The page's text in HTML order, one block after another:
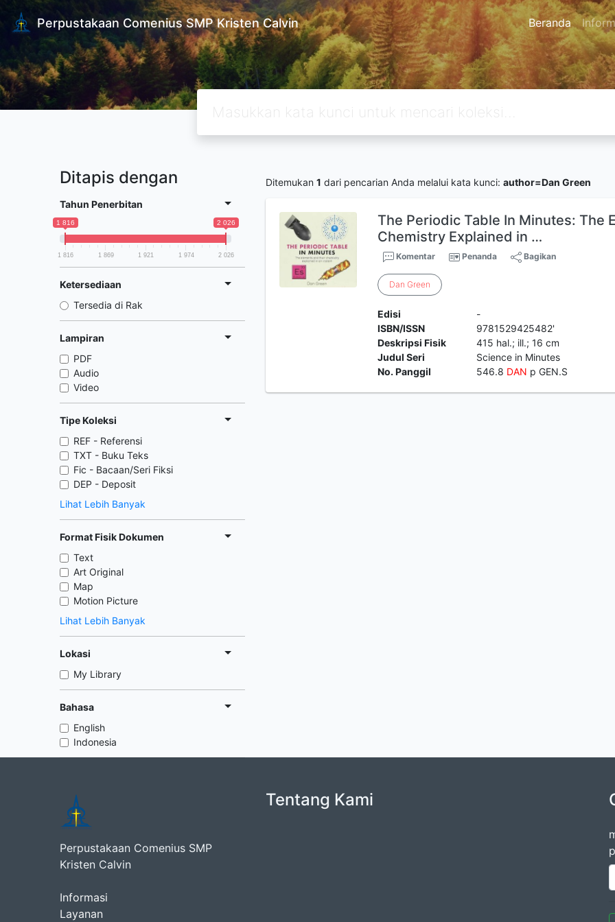
Perpustakaan Comenius SMP Kristen Calvin Beranda
Ditapis dengan
Tahun Penerbitan
1 816 2 026
1 816 1 869 1 921 1 974 2 026
Ketersediaan
Tersedia di Rak
Lampiran
PDF
Audio
Video
Tipe Koleksi
REF - Referensi
TXT - Buku Teks
Fic - Bacaan/Seri Fiksi
DEP - Deposit
Lihat Lebih Banyak
Format Fisik Dokumen
Text
Art Original
Map
Motion Picture
Lihat Lebih Banyak
Lokasi
My Library
Bahasa
English
Indonesia
Ditemukan 1 dari pencarian Anda melalui kata kunci: author=Dan Green
The Periodic Table In Minutes: The
Chemistry Explained in …
Komentar Penanda Bagikan
Dan Green
Edisi
-
ISBN/ISSN
9781529425482'
Deskripsi Fisik
415 hal.; ill.; 16 cm
Judul Seri
Science in Minutes
No. Panggil
546.8 DAN p GEN.S
Perpustakaan Comenius SMP
Kristen Calvin
Informasi
Layanan
Tentang Kami